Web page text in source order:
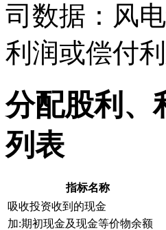
司数据：风
利润或偿付
分配股利、
列表
指标名称
吸收投资收到的现金
加:期初现金及现金等价物余额